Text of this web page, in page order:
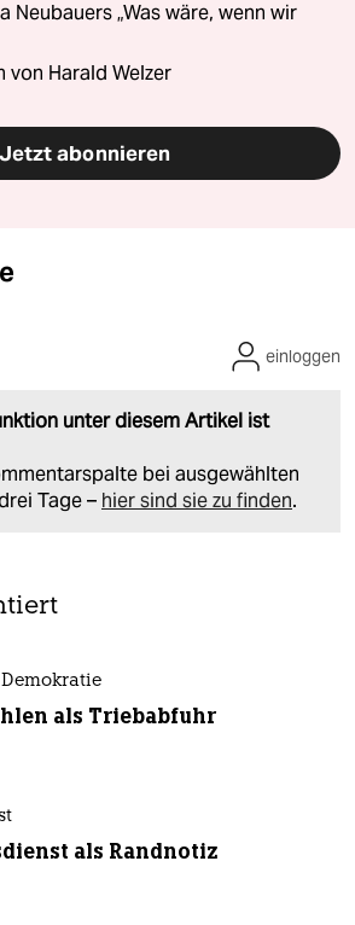
Neubauers „Was wäre, wenn wir
von Harald Welzer
Jetzt abonnieren
unter diesem Artikel ist
bei ausgewählten
Tage – hier sind sie zu finden.
einloggen
als Triebabfuhr
als Randnotiz